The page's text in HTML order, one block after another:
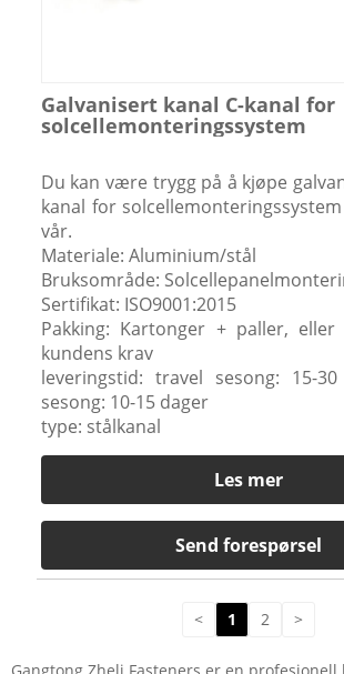
Galvanisert kanal C-kanal for
solcellemonteringssystem
Du kan være trygg på å kjøpe
kanal for
vår.
Materiale: Aluminium/stål
Bruksområde:
Sertifikat: ISO9001:2015
Pakking: Kartonger + paller,
kundens krav
leveringstid: travel sesong: 15-
sesong: 10-15 dager
type: stålkanal
Les mer
Send forespørsel
< 1 2 >